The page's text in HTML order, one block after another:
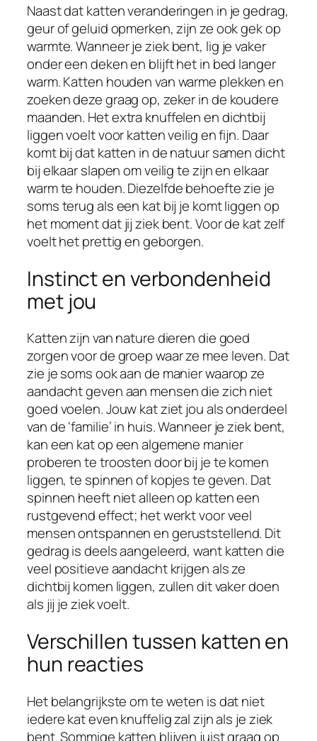
Naast dat katten veranderingen in je gedrag,
geur of geluid opmerken, zijn ze ook gek op
warmte. Wanneer je ziek bent, lig je vaker
onder een deken en blijft het in bed langer
warm. Katten houden van warme plekken en
zoeken deze graag op, zeker in de koudere
maanden. Het extra knuffelen en dichtbij
liggen voelt voor katten veilig en fijn. Daar
komt bij dat katten in de natuur samen dicht
bij elkaar slapen om veilig te zijn en elkaar
warm te houden. Diezelfde behoefte zie je
soms terug als een kat bij je komt liggen op
het moment dat jij ziek bent. Voor de kat zelf
voelt het prettig en geborgen.
Instinct en verbondenheid
met jou
Katten zijn van nature dieren die goed
zorgen voor de groep waar ze mee leven. Dat
zie je soms ook aan de manier waarop ze
aandacht geven aan mensen die zich niet
goed voelen. Jouw kat ziet jou als onderdeel
van de ‘familie’ in huis. Wanneer je ziek bent,
kan een kat op een algemene manier
proberen te troosten door bij je te komen
liggen, te spinnen of kopjes te geven. Dat
spinnen heeft niet alleen op katten een
rustgevend effect; het werkt voor veel
mensen ontspannen en geruststellend. Dit
gedrag is deels aangeleerd, want katten die
veel positieve aandacht krijgen als ze
dichtbij komen liggen, zullen dit vaker doen
als jij je ziek voelt.
Verschillen tussen katten en
hun reacties
Het belangrijkste om te weten is dat niet
iedere kat even knuffelig zal zijn als je ziek
bent. Sommige katten blijven juist graag op